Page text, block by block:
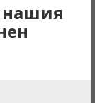
нашия